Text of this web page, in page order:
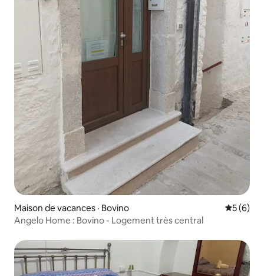
Maison de vacances · Bovino Note
5 (6)
Angelo Home : Bovino - Logement très central